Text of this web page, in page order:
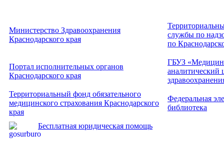
Министерство Здравоохранения
Краснодарского края
службы по
по
Портал исполнительных органов
Краснодарского края
ГБУЗ
аналитический
Территориальный фонд обязательного
медицинского страхования Краснодарского
края
Федеральная
библиотека
Бесплатная юридическая помощь